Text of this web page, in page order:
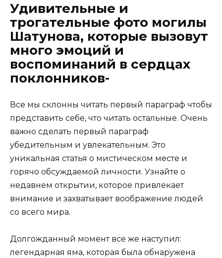
Удивительные и
трогательные фото могилы
Шатунова, которые вызовут
много эмоций и
воспоминаний в сердцах
поклонников-
Все мы склонны читать первый параграф чтобы
представить себе, что читать остальные. Очень
важно сделать первый параграф
убедительным и увлекательным. Это
уникальная статья о мистическом месте и
горячо обсуждаемой личности. Узнайте о
недавнем открытии, которое привлекает
внимание и захватывает воображение людей
со всего мира.
Долгожданный момент все же наступил:
легендарная яма, которая была обнаружена